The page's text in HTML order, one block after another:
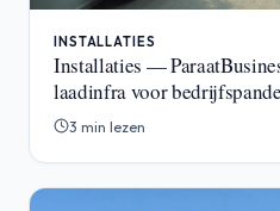
INSTALLATIES
Installaties —
laadinfra voor
3 min lezen